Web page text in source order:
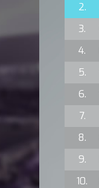
2.
3.
4.
5.
6.
7.
8.
9.
10.